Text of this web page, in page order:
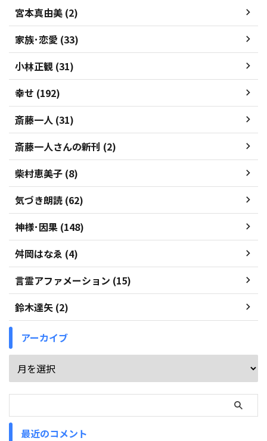
宮本真由美 (2)
家族･恋愛 (33)
小林正観 (31)
幸せ (192)
斎藤一人 (31)
斎藤一人さんの新刊 (2)
柴村恵美子 (8)
気づき朗読 (62)
神様･因果 (148)
舛岡はなゑ (4)
言霊アファメーション (15)
鈴木達矢 (2)
アーカイブ
最近のコメント